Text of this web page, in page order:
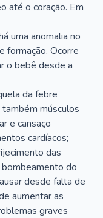
até o coração. Em
uma anomalia no
formação. Ocorre
o bebê desde a
da febre
músculos
e cansaço
cardíacos;
das
bombeamento do
desde falta de
aumentar as
graves